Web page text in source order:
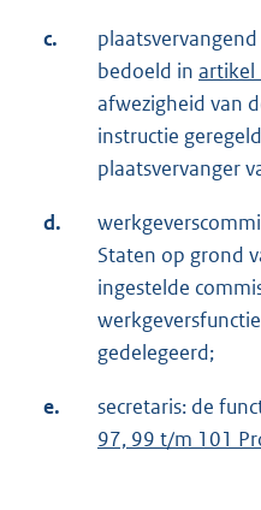
c.
bedoeld in artikel
afwezigheid van
instructie
plaatsvervanger
d.
Staten op grond
ingestelde
gedelegeerd;
e. secretaris: de
97, 99 t/m 101